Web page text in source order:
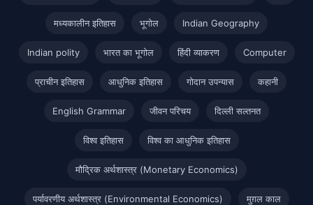
मध्यकालीन इतिहास भूगोल Indian Geography
Indian polity भारत का भूगोल हिंदी व्याकरण Computer
प्राचीन इतिहास आधुनिक इतिहास गोदान उपन्यास कहानी
English Grammar जीवन परिचय दिल्ली सल्तनत
विश्व इतिहास विश्व का आधुनिक इतिहास
मौद्रिक अर्थशास्त्र (Monetary Economics)
पर्यावरणीय अर्थशास्त्र (Environmental Economics) मुग़ल काल